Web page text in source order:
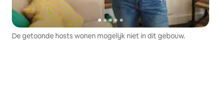
De getoonde hosts wonen mogelijk niet in dit gebouw.